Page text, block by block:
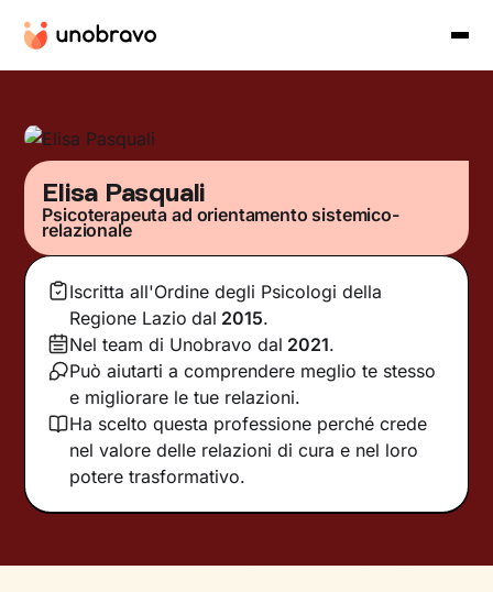
Elisa Pasquali
Psicoterapeuta ad orientamento sistemico-
relazionale
Iscritta all'Ordine degli Psicologi della
Regione Lazio dal 2015.
Nel team di Unobravo dal 2021.
Può aiutarti a comprendere meglio te stesso
e migliorare le tue relazioni.
Ha scelto questa professione perché crede
nel valore delle relazioni di cura e nel loro
potere trasformativo.